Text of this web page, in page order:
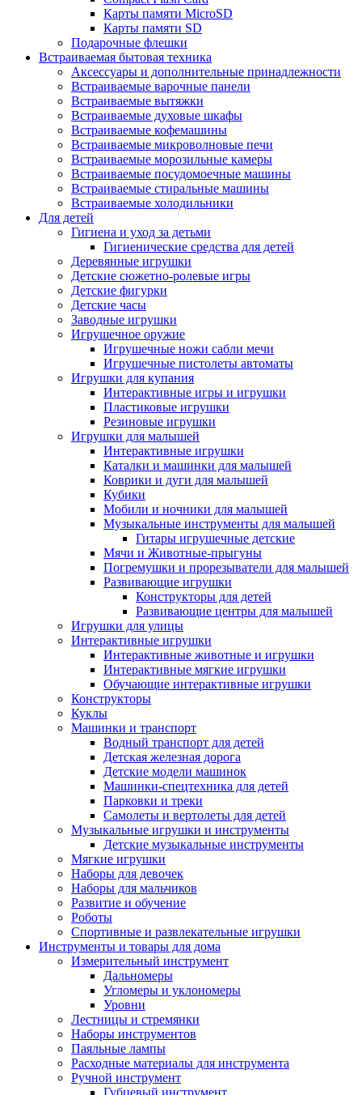
Карты памяти MicroSD
Карты памяти SD
Подарочные флешки
Встраиваемая бытовая техника
Аксессуары и дополнительные принадлежности
Встраиваемые варочные панели
Встраиваемые вытяжки
Встраиваемые духовые шкафы
Встраиваемые кофемашины
Встраиваемые микроволновые печи
Встраиваемые морозильные камеры
Встраиваемые посудомоечные машины
Встраиваемые стиральные машины
Встраиваемые холодильники
Для детей
Гигиена и уход за детьми
Гигиенические средства для детей
Деревянные игрушки
Детские сюжетно-ролевые игры
Детские фигурки
Детские часы
Заводные игрушки
Игрушечное оружие
Игрушечные ножи сабли мечи
Игрушечные пистолеты автоматы
Игрушки для купания
Интерактивные игры и игрушки
Пластиковые игрушки
Резиновые игрушки
Игрушки для малышей
Интерактивные игрушки
Каталки и машинки для малышей
Коврики и дуги для малышей
Кубики
Мобили и ночники для малышей
Музыкальные инструменты для малышей
Гитары игрушечные детские
Мячи и Животные-прыгуны
Погремушки и прорезыватели для малышей
Развивающие игрушки
Конструкторы для детей
Развивающие центры для малышей
Игрушки для улицы
Интерактивные игрушки
Интерактивные животные и игрушки
Интерактивные мягкие игрушки
Обучающие интерактивные игрушки
Конструкторы
Куклы
Машинки и транспорт
Водный транспорт для детей
Детская железная дорога
Детские модели машинок
Машинки-спецтехника для детей
Парковки и треки
Самолеты и вертолеты для детей
Музыкальные игрушки и инструменты
Детские музыкальные инструменты
Мягкие игрушки
Наборы для девочек
Наборы для мальчиков
Развитие и обучение
Роботы
Спортивные и развлекательные игрушки
Инструменты и товары для дома
Измерительный инструмент
Дальномеры
Угломеры и уклономеры
Уровни
Лестницы и стремянки
Наборы инструментов
Паяльные лампы
Расходные материалы для инструмента
Ручной инструмент
Губцевый инструмент